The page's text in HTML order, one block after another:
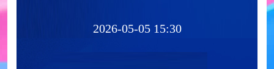
2026-05-05 15:30